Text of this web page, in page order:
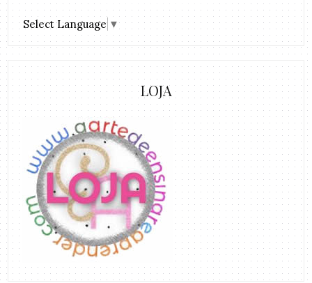
Select Language ▼
LOJA